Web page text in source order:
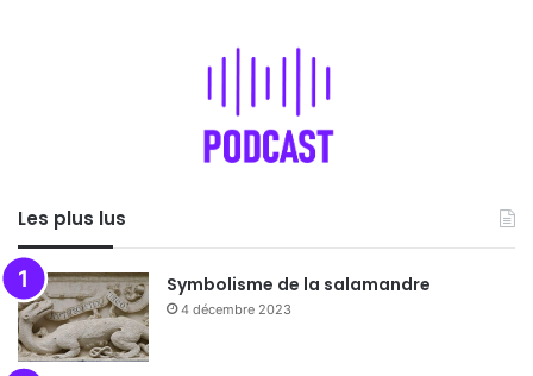
Les plus lus
Symbolisme de la salamandre
4 décembre 2023